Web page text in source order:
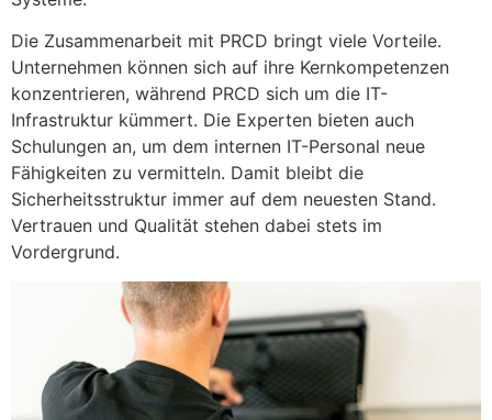
Die Zusammenarbeit mit PRCD bringt viele Vorteile.
Unternehmen können sich auf ihre Kernkompetenzen
konzentrieren, während PRCD sich um die IT-
Infrastruktur kümmert. Die Experten bieten auch
Schulungen an, um dem internen IT-Personal neue
Fähigkeiten zu vermitteln. Damit bleibt die
Sicherheitsstruktur immer auf dem neuesten Stand.
Vertrauen und Qualität stehen dabei stets im
Vordergrund.